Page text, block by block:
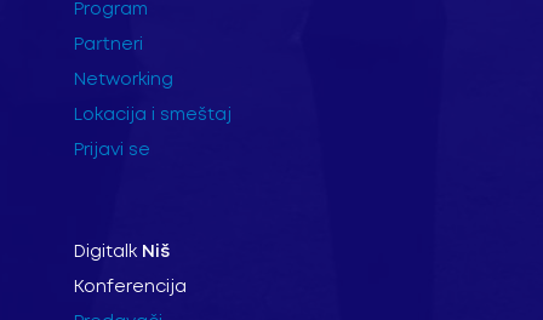
Program
Partneri
Networking
Lokacija i smeštaj
Prijavi se
Digitalk Niš
Konferencija